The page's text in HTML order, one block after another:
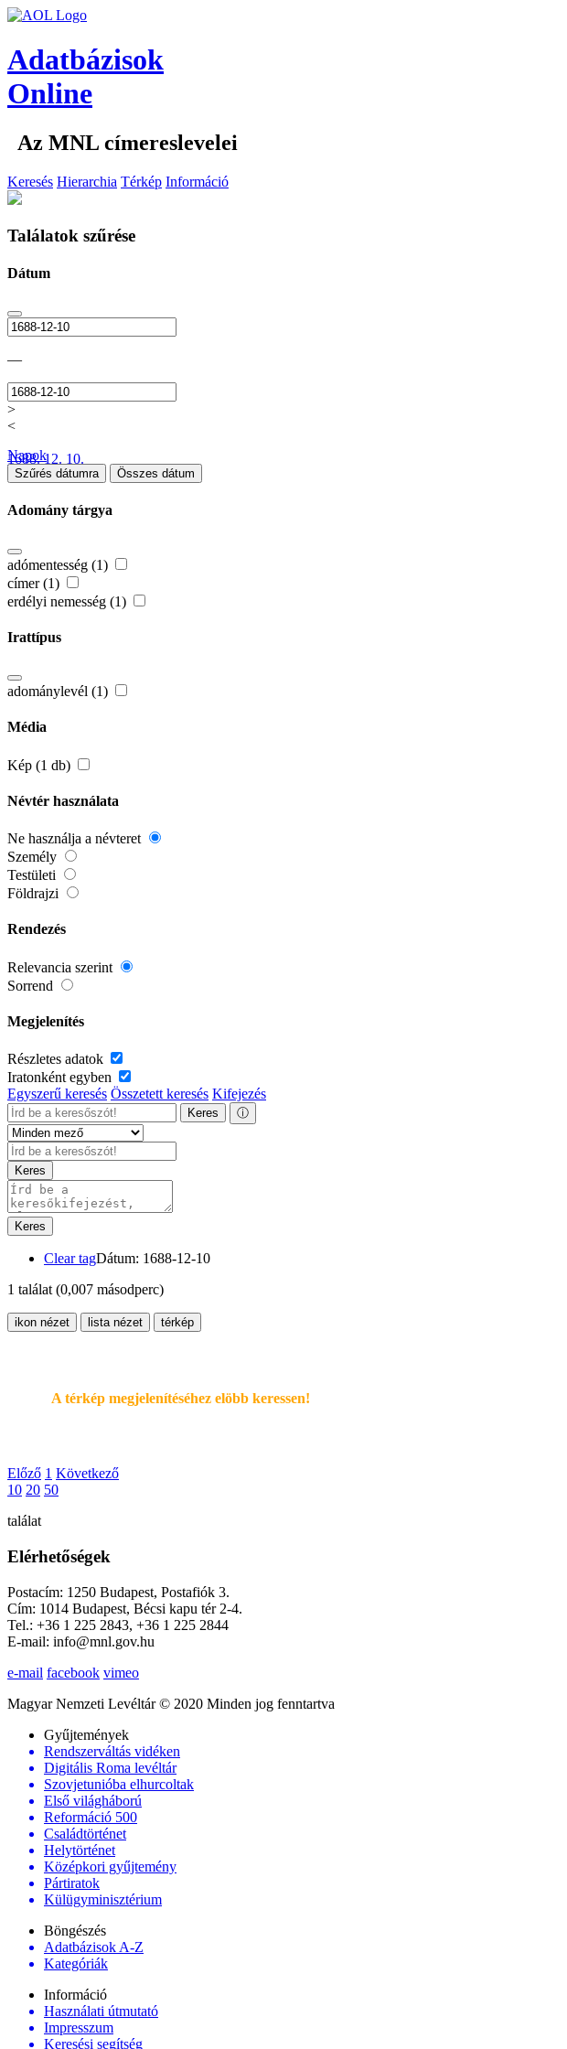
Adatbázisok
Online
Az MNL címereslevelei
Keresés Hierarchia Térkép Információ
Találatok szűrése
Dátum
—
>
<
1688. 12. 10.
Napok
Szűrés dátumra Összes dátum
Adomány tárgya
adómentesség (1)
címer (1)
erdélyi nemesség (1)
Irattípus
adománylevél (1)
Média
Kép (1 db)
Névtér használata
Ne használja a névteret
Személy
Testületi
Földrajzi
Rendezés
Relevancia szerint
Sorrend
Megjelenítés
Részletes adatok
Iratonként egyben
Egyszerű keresés Összetett keresés Kifejezés
Keres ⓘ
Keres
Keres
Clear tagDátum: 1688-12-10
1 találat (0,007 másodperc)
ikon nézet lista nézet térkép
A térkép megjelenítéséhez elöbb keressen!
Előző 1 Következő
10 20 50
találat
Elérhetőségek
Postacím: 1250 Budapest, Postafiók 3.
Cím: 1014 Budapest, Bécsi kapu tér 2-4.
Tel.: +36 1 225 2843, +36 1 225 2844
E-mail: info@mnl.gov.hu
e-mail facebook vimeo
Magyar Nemzeti Levéltár © 2020 Minden jog fenntartva
Gyűjtemények
Rendszerváltás vidéken
Digitális Roma levéltár
Szovjetunióba elhurcoltak
Első világháború
Reformáció 500
Családtörténet
Helytörténet
Középkori gyűjtemény
Pártiratok
Külügyminisztérium
Böngészés
Adatbázisok A-Z
Kategóriák
Információ
Használati útmutató
Impresszum
Keresési segítség